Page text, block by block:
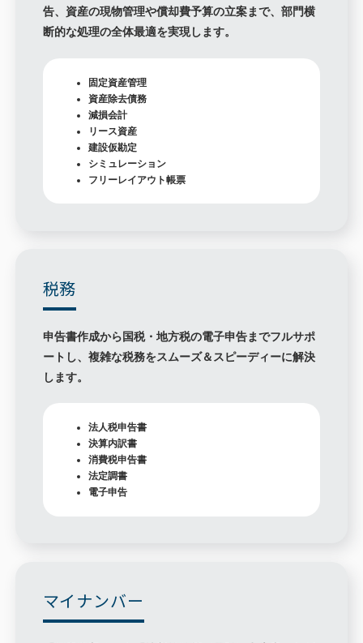
告、資産の現物管理や償却費予算の立案まで、部門横
断的な処理の全体最適を実現します。
固定資産管理
資産除去債務
減損会計
リース資産
建設仮勘定
シミュレーション
フリーレイアウト帳票
税務
申告書作成から国税・地方税の電子申告までフルサポ
ートし、複雑な税務をスムーズ＆スピーディーに解決
します。
法人税申告書
決算内訳書
消費税申告書
法定調書
電子申告
マイナンバー